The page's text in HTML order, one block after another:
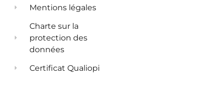
Mentions légales
Charte sur la
protection des
données
Certificat Qualiopi